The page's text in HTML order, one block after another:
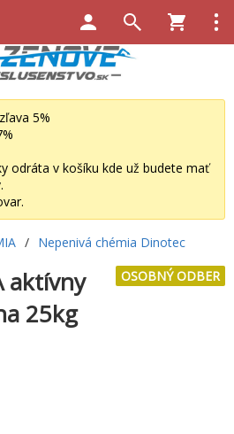
5%
odráta v košíku kde už budete mať
/ Nepenivá chémia Dinotec
OSOBNÝ ODBER
aktívny
25kg